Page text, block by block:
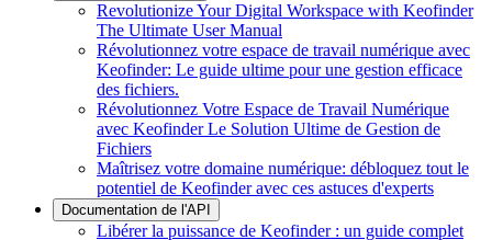
Revolutionize Your Digital Workspace with Keofinder
The Ultimate User Manual
Révolutionnez votre espace de travail numérique avec
Keofinder: Le guide ultime pour une gestion efficace
des fichiers.
Révolutionnez Votre Espace de Travail Numérique
avec Keofinder Le Solution Ultime de Gestion de
Fichiers
Maîtrisez votre domaine numérique: débloquez tout le
potentiel de Keofinder avec ces astuces d'experts
Documentation de l'API
Libérer la puissance de Keofinder : un guide complet